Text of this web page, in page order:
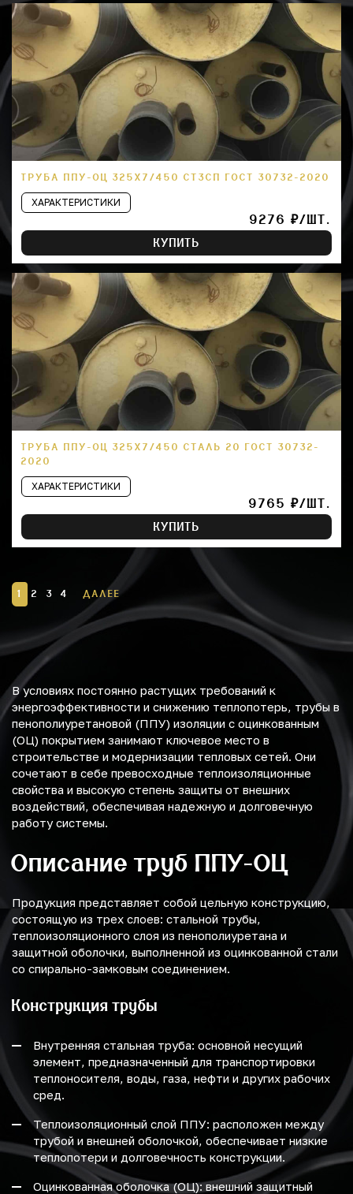
ТРУБА ППУ-ОЦ 325Х7/450 СТ3СП ГОСТ 30732-2020
ХАРАКТЕРИСТИКИ
9276 ₽/ШТ.
КУПИТЬ
ТРУБА ППУ-ОЦ 325Х7/450 СТАЛЬ 20 ГОСТ 30732-
2020
ХАРАКТЕРИСТИКИ
9765 ₽/ШТ.
КУПИТЬ
1 2 3 4 ДАЛЕЕ
В условиях постоянно растущих требований к
энергоэффективности и снижению теплопотерь, трубы в
пенополиуретановой (ППУ) изоляции с оцинкованным
(ОЦ) покрытием занимают ключевое место в
строительстве и модернизации тепловых сетей. Они
сочетают в себе превосходные теплоизоляционные
свойства и высокую степень защиты от внешних
воздействий, обеспечивая надежную и долговечную
работу системы.
Описание труб ППУ-ОЦ
Продукция представляет собой цельную конструкцию,
состоящую из трех слоев: стальной трубы,
теплоизоляционного слоя из пенополиуретана и
защитной оболочки, выполненной из оцинкованной стали
со спирально-замковым соединением.
Конструкция трубы
Внутренняя стальная труба: основной несущий
элемент, предназначенный для транспортировки
теплоносителя, воды, газа, нефти и других рабочих
сред.
Теплоизоляционный слой ППУ: расположен между
трубой и внешней оболочкой, обеспечивает низкие
теплопотери и долговечность конструкции.
Оцинкованная оболочка (ОЦ): внешний защитный